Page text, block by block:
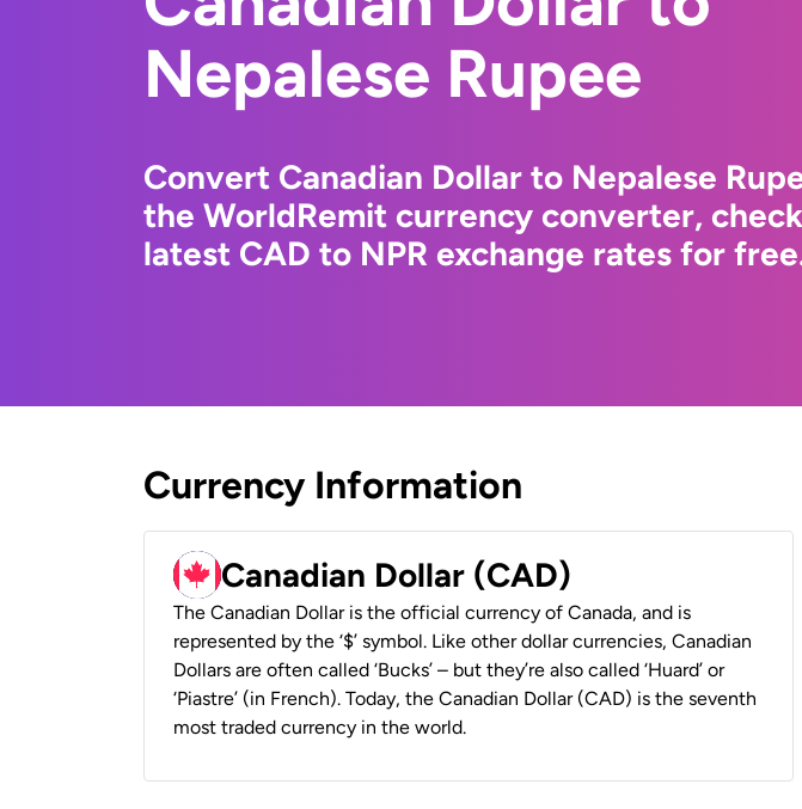
Nepalese Rupee
Convert Canadian Dollar to Nepalese
the WorldRemit currency converter,
latest CAD to NPR exchange rates for
Currency Information
Canadian Dollar (CAD)
The Canadian Dollar is the official currency of Canada, and is
represented by the ‘$’ symbol. Like other dollar currencies, Canadian
Dollars are often called ‘Bucks’ – but they’re also called ‘Huard’ or
‘Piastre’ (in French). Today, the Canadian Dollar (CAD) is the seventh
most traded currency in the world.